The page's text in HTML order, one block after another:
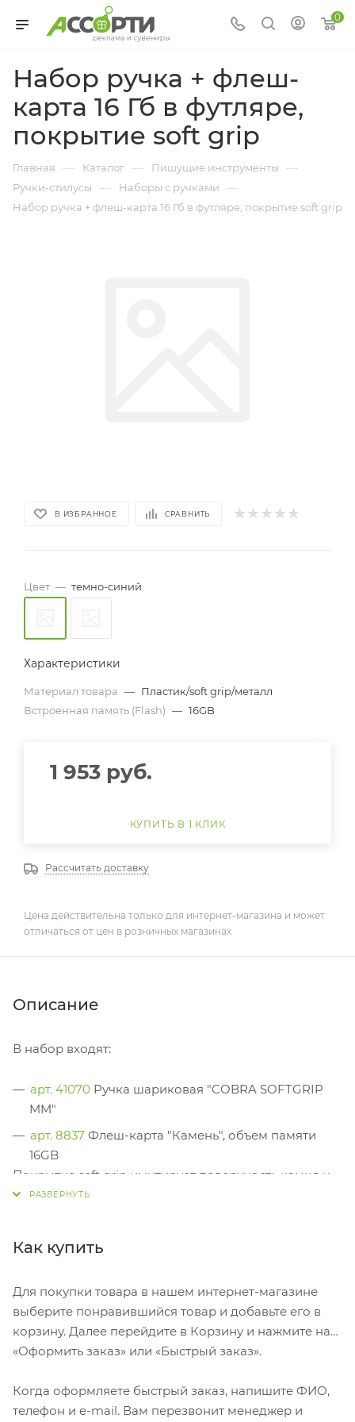
0
Набор ручка + флеш-
карта 16 Гб в футляре,
покрытие soft grip
Главная — Каталог — Пишущие инструменты —
Ручки-стилусы — Наборы с ручками —
Набор ручка + флеш-карта 16 Гб в футляре, покрытие soft grip
В ИЗБРАННОЕ СРАВНИТЬ
Цвет — темно-синий
Характеристики
Материал товара — Пластик/soft grip/металл
Встроенная память (Flash) — 16GB
1 953 руб.
КУПИТЬ В 1 КЛИК
Рассчитать доставку
Цена действительна только для интернет-магазина и может
отличаться от цен в розничных магазинах
Описание
В набор входят:
арт. 41070 Ручка шариковая "COBRA SOFTGRIP
MM"
арт. 8837 Флеш-карта "Камень", объем памяти
16GB
Покрытие soft grip имитирует поверхность камня и
имеет легкий массажный эффект.
Как купить
Для покупки товара в нашем интернет-магазине
выберите понравившийся товар и добавьте его в
корзину. Далее перейдите в Корзину и нажмите на
«Оформить заказ» или «Быстрый заказ».
Когда оформляете быстрый заказ, напишите ФИО,
телефон и e-mail. Вам перезвонит менеджер и